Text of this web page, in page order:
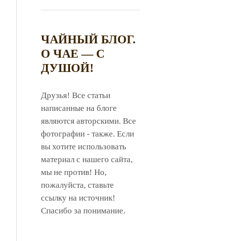
ЧАЙНЫЙ БЛОГ.
О ЧАЕ — С
ДУШОЙ!
Друзья! Все статьи
написанные на блоге
являются авторскими. Все
фотографии - также. Если
вы хотите использовать
материал с нашего сайта,
мы не против! Но,
пожалуйста, ставьте
ссылку на источник!
Спасибо за понимание.